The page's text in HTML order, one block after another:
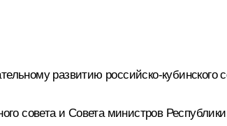
развитию российско-кубинского
совета и Совета министров